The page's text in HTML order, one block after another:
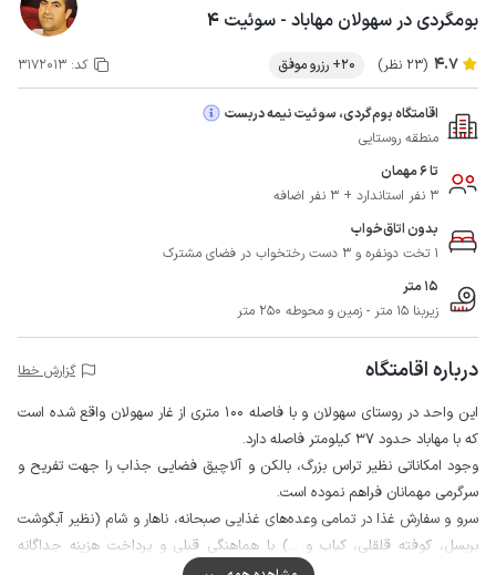
بومگردی در سهولان مهاباد - سوئیت ۴
4.7 (23 نظر) 20+ رزرو موفق کد: 3172013
اقامتگاه بوم‌گردی، سوئیت نیمه دربست
منطقه روستایی
تا 6 مهمان
3 نفر استاندارد + 3 نفر اضافه
بدون اتاق‌خواب
1 تخت دونفره و 3 دست رختخواب در فضای مشترک
15 متر
زیربنا 15 متر - زمین و محوطه 250 متر
درباره اقامتگاه گزارش خطا
این واحد در روستای سهولان و با فاصله 100 متری از غار سهولان واقع شده است
که با مهاباد حدود 37 کیلومتر فاصله دارد.
وجود امکاناتی نظیر تراس بزرگ، بالکن و آلاچیق فضایی جذاب را جهت تفریح و
سرگرمی مهمانان فراهم نموده است.
سرو و سفارش غذا در تمامی وعده‌های غذایی صبحانه، ناهار و شام (نظیر آبگوشت
بربسل، کوفته قلقلی، کباب و ...) با هماهنگی قبلی و پرداخت هزینه جداگانه